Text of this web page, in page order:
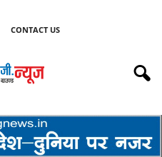
CONTACT US